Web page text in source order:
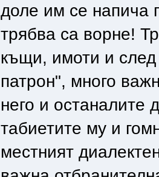
доле им се напича
трябва са ворне!
къщи, имоти и след
патрон", много
него и останалите
табиетите му и
местният